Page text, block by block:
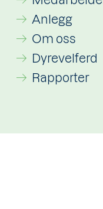
Anlegg
Om oss
Dyrevelferd
Rapporter